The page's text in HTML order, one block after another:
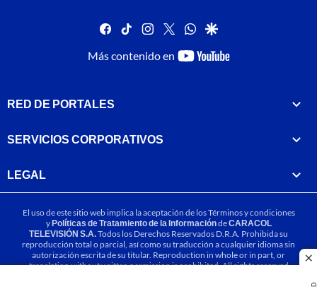
facebook
tiktok instagram
twitterwhatsapp
google
Más contenido en
youtube-
RED DE PORTALES
SERVICIOS CORPORATIVOS
LEGAL
El uso de este sitio web implica la aceptación de losTérminos y condiciones
yPolíticas de Tratamiento de la InformacióndeCARACOL
TELEVISIÓN S.A.Todos los Derechos Reservados D.R.A. Prohibida su
reproducción total o parcial, así como su traducción a cualquier idioma sin
autorización escrita de su titular. Reproduction in whole or in part, or
translation without written permission is prohibited. All rights reserved